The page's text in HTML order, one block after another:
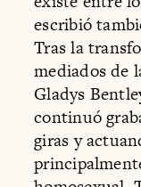
escribió
Tras la
mediados de
Gladys
continuó
giras y